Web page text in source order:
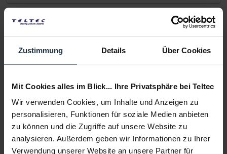
Zustimmung Details Über Cookies
Mit Cookies alles im Blick... Ihre Privatsphäre bei Teltec
Wir verwenden Cookies, um Inhalte und Anzeigen zu
personalisieren, Funktionen für soziale Medien anbieten
zu können und die Zugriffe auf unsere Website zu
analysieren. Außerdem geben wir Informationen zu Ihrer
Verwendung unserer Website an unsere Partner für
Beratung
Medien
Infos zu Hersteller & Produktsicherheit
Folgende Infos zum Hersteller sind verfübar......
Weitere Artikel von Chimera ansehen